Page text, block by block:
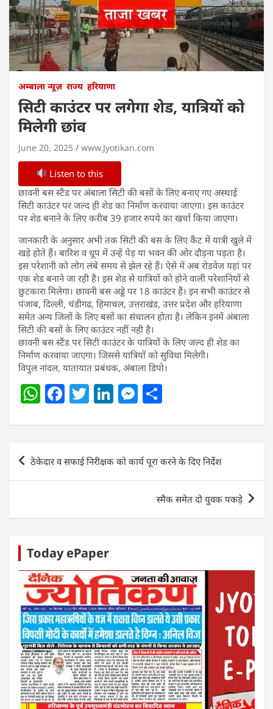
अम्बाला न्यूज़ राज्य हरियाणा
सिटी काउंटर पर लगेगा शेड, यात्रियों को
मिलेगी छांव
June 20, 2025 www.Jyotikan.com
Listen to this
छावनी बस स्टैंड पर अंबाला सिटी की बसों के लिए बनाए गए अस्थाई
सिटी काउंटर पर जल्द ही शेड का निर्माण करवाया जाएगा। इस काउंटर
पर शेड बनाने के लिए करीब 39 हजार रुपये का खर्चा किया जाएगा।
जानकारी के अनुसार अभी तक सिटी की बस के लिए कैंट में यात्री खुले में
खड़े होते हैं। बारिश व धूप में उन्हें पेड़ या भवन की ओर दौड़ना पड़ता है।
इस परेशानी को लोग लंबे समय से झेल रहे हैं। ऐसे में अब रोडवेज यहां पर
एक शेड बनाने जा रही है। इस शेड से यात्रियों को होने वाली परेशानियों से
छुटकारा मिलेगा। छावनी बस अड्डे पर 18 काउंटर हैं। इन सभी काउंटर से
पंजाब, दिल्ली, चंडीगढ, हिमाचल, उत्तराखंड, उत्तर प्रदेश और हरियाणा
समेत अन्य जिलों के लिए बसों का संचालन होता है। लेकिन इनमें अंबाला
सिटी की बसों के लिए काउंटर नहीं नही है।
छावनी बस स्टैंड पर सिटी काउंटर के यात्रियाें के लिए जल्द ही शेड का
निर्माण करवाया जाएगा। जिससे यात्रियों को सुविधा मिलेगी।
विपुल नांदल, यातायात प्रबंधक, अंबाला डिपो।
W
at
s
A
F
c
e
b
T
itt
er
Li
k
e
dI
M
ss
e
n
ar
e
Post
navigation
ठेकेदार व सफाई निरीक्षक को कार्य पूरा करने के दिए निर्देश
स्मैक समेत दो युवक पकड़े
Today ePaper